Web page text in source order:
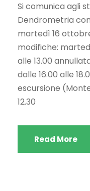
Si comunica agli
Dendrometria
martedì 16
modifiche:
alle 13.00
dalle 16.00 alle
escursione
12.30
Read More